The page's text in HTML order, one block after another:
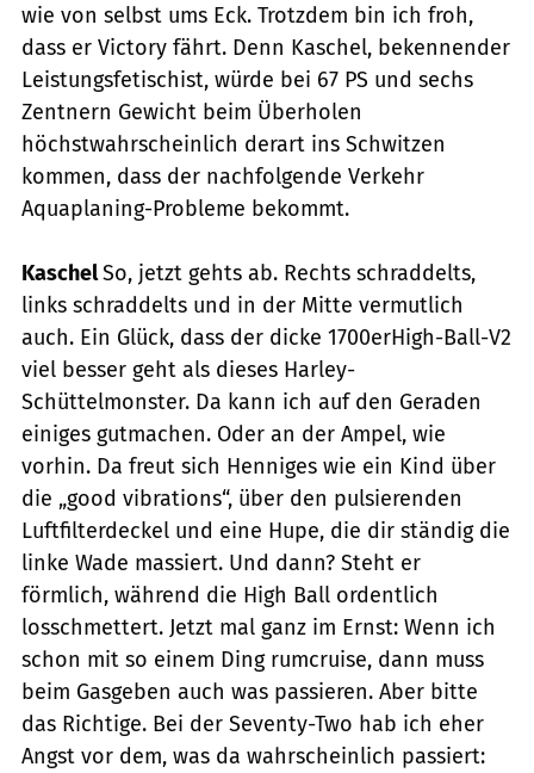
wie von selbst ums Eck. Trotzdem bin ich froh,
dass er Victory fährt. Denn Kaschel, bekennender
Leistungsfetischist, würde bei 67 PS und sechs
Zentnern Gewicht beim Überholen
höchstwahrscheinlich derart ins Schwitzen
kommen, dass der nachfolgende Verkehr
Aquaplaning-Probleme bekommt.
KaschelSo, jetzt gehts ab. Rechts schraddelts,
links schraddelts und in der Mitte vermutlich
auch. Ein Glück, dass der dicke 1700erHigh-Ball-V2
viel besser geht als dieses Harley-
Schüttelmonster. Da kann ich auf den Geraden
einiges gutmachen. Oder an der Ampel, wie
vorhin. Da freut sich Henniges wie ein Kind über
die „good vibrations“, über den pulsierenden
Luftfilterdeckel und eine Hupe, die dir ständig die
linke Wade massiert. Und dann? Steht er
förmlich, während die High Ball ordentlich
losschmettert. Jetzt mal ganz im Ernst: Wenn ich
schon mit so einem Ding rumcruise, dann muss
beim Gasgeben auch was passieren. Aber bitte
das Richtige. Bei der Seventy-Two hab ich eher
Angst vor dem, was da wahrscheinlich passiert: